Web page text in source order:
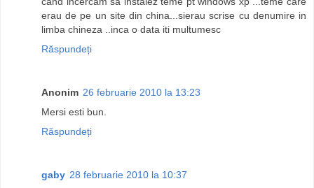
erau de pe un site din china...sierau scrise cu denumire in
limba chineza ..inca o data iti multumesc
Răspundeți
Anonim 26 februarie 2010 la 13:23
Mersi esti bun.
Răspundeți
gaby 28 februarie 2010 la 10:37